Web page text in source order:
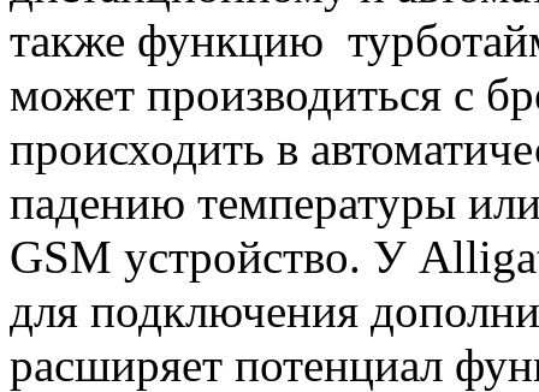
также функцию
может производиться с
происходить в
падению температуры
GSM устройство. У
для подключения
расширяет потенциал